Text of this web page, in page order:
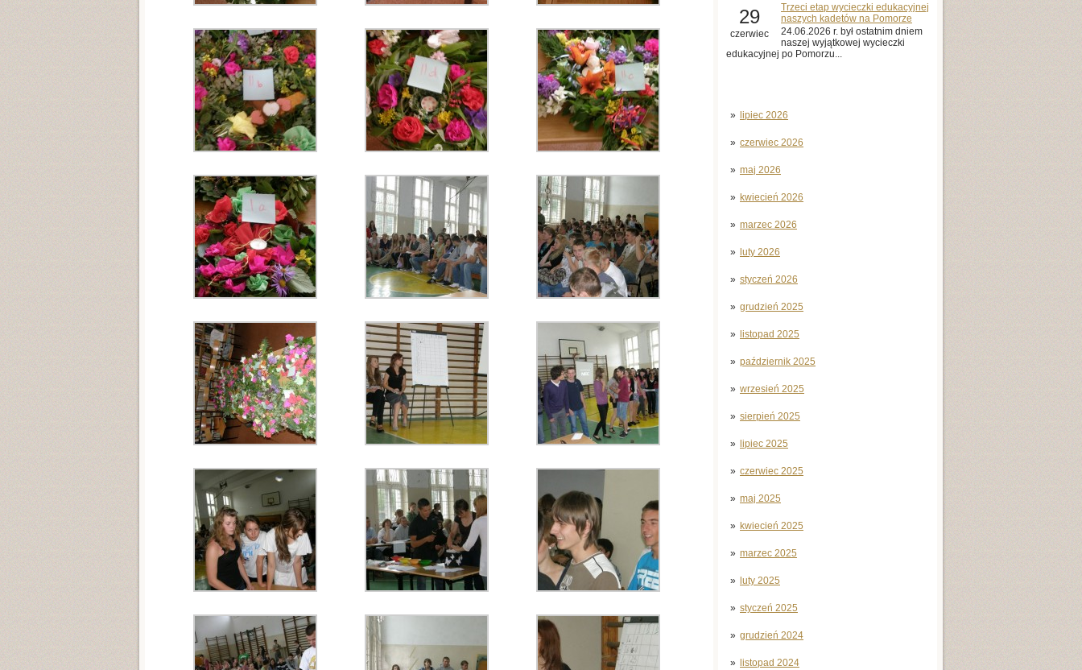
29
czerwiec
Trzeci etap wycieczki edukacyjnej
naszych kadetów na Pomorze
24.06.2026 r. był ostatnim dniem
naszej wyjątkowej wycieczki
edukacyjnej po Pomorzu...
lipiec 2026
czerwiec 2026
maj 2026
kwiecień 2026
marzec 2026
luty 2026
styczeń 2026
grudzień 2025
listopad 2025
październik 2025
wrzesień 2025
sierpień 2025
lipiec 2025
czerwiec 2025
maj 2025
kwiecień 2025
marzec 2025
luty 2025
styczeń 2025
grudzień 2024
listopad 2024